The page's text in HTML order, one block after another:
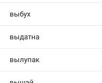
выбух
выдатна
вылупак